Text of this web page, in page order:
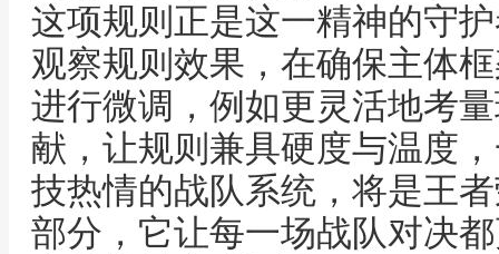
这项规则正是这一精神的守
观察规则效果，在确保主体
进行微调，例如更灵活地考
献，让规则兼具硬度与温度
技热情的战队系统，将是王
部分，它让每一场战队对决